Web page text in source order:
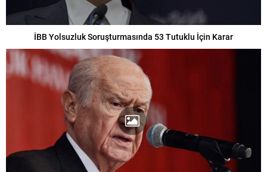
İBB Yolsuzluk Soruşturmasında 53 Tutuklu İçin Karar